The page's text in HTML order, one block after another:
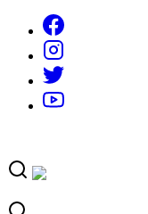
content